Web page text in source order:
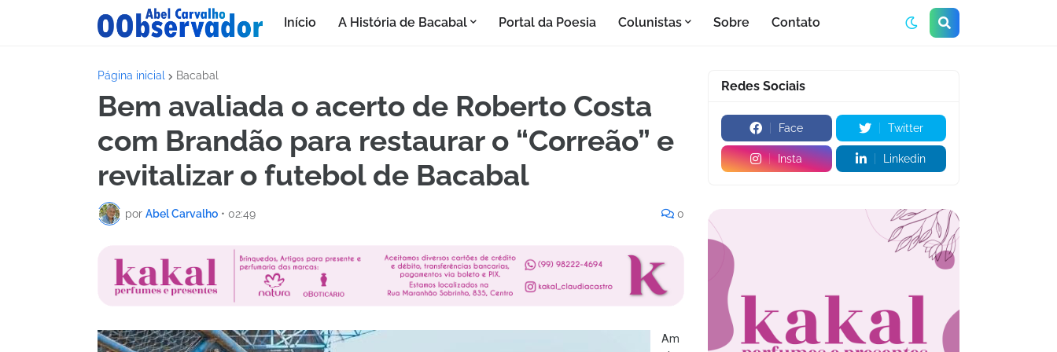
Início A História de Bacabal Portal da Poesia Colunistas Sobre Contato
Página inicial Bacabal
Bem avaliada o acerto de Roberto Costa
com Brandão para restaurar o “Correão” e
revitalizar o futebol de Bacabal
por Abel Carvalho • 02:49 0
Am
Redes Sociais
Face Twitter
Insta Linkedin